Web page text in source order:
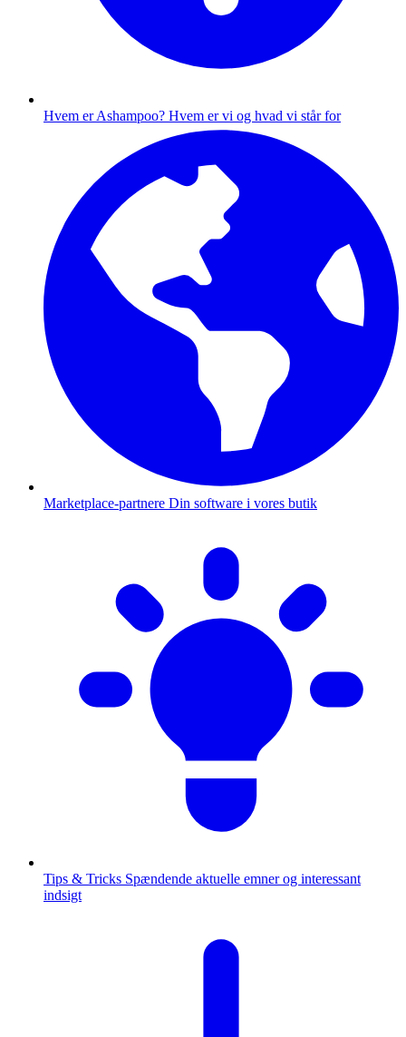
Hvem er Ashampoo? Hvem er vi og hvad vi står for
Marketplace-partnere Din software i vores butik
Tips & Tricks Spændende aktuelle emner og interessant
indsigt